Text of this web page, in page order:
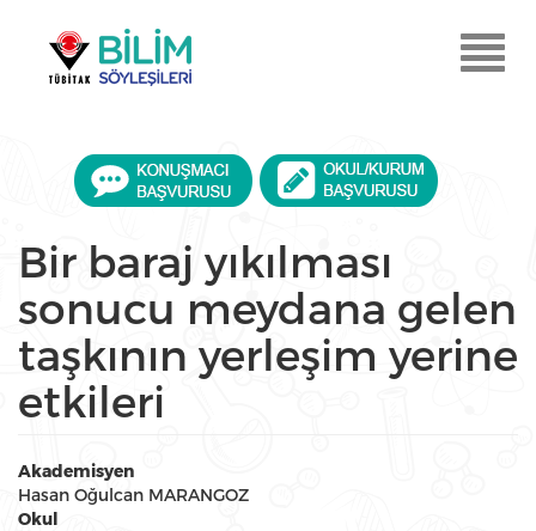
Menu
Aç
Bir baraj yıkılması
sonucu meydana gelen
taşkının yerleşim yerine
etkileri
Akademisyen
Hasan Oğulcan MARANGOZ
Okul